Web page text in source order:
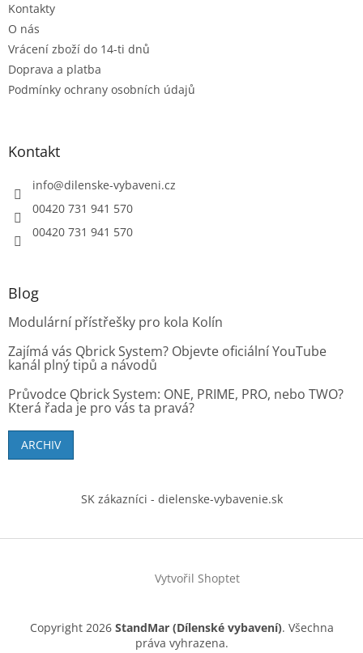
u
Kontakty
O nás
Vrácení zboží do 14-ti dnů
Doprava a platba
Podmínky ochrany osobních údajů
Kontakt
info@dilenske-vybaveni.cz
00420 731 941 570
00420 731 941 570
Blog
Modulární přístřešky pro kola Kolín
Zajímá vás Qbrick System? Objevte oficiální YouTube
kanál plný tipů a návodů
Průvodce Qbrick System: ONE, PRIME, PRO, nebo TWO?
Která řada je pro vás ta pravá?
ARCHIV
SK zákazníci - dielenske-vybavenie.sk
Vytvořil Shoptet
Copyright 2026 StandMar (Dílenské vybavení). Všechna
práva vyhrazena.